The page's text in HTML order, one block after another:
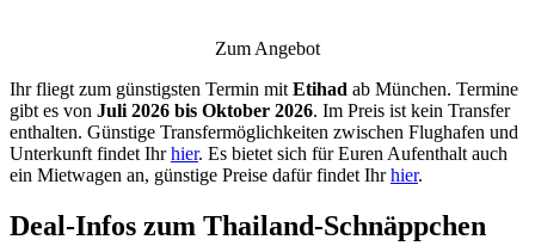
Zum Angebot
Ihr fliegt zum günstigsten Termin mit Etihad ab München. Termine
gibt es von Juli 2026 bis Oktober 2026. Im Preis ist kein Transfer
enthalten. Günstige Transfermöglichkeiten zwischen Flughafen und
Unterkunft findet Ihrhier. Es bietet sich für Euren Aufenthalt auch
ein Mietwagen an, günstige Preise dafür findet Ihrhier.
Deal-Infos zum Thailand-Schnäppchen